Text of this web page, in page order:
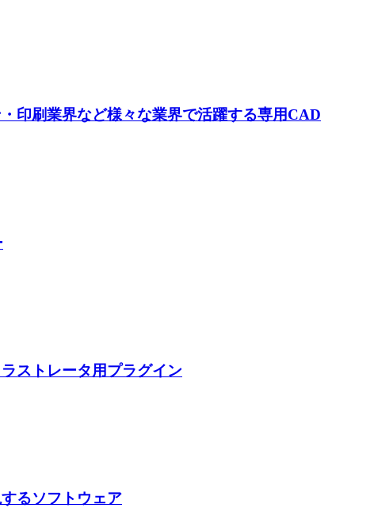
印刷業界など様々な業界で活躍する専用CAD
ストレータ用プラグイン
るソフトウェア